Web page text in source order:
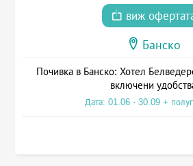
виж
Банско
Почивка в Банско: Хотел
включени
Дата: 01.06 - 30.09 +